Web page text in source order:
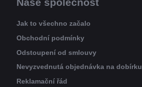
Jak to všechno začalo
Obchodní podmínky
Odstoupení od smlouvy
Nevyzvednutá objednávka na dobírku
Reklamační řád